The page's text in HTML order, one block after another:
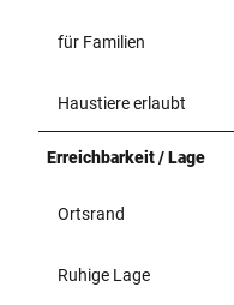
für Familien
Haustiere erlaubt
Erreichbarkeit / Lage
Ortsrand
Ruhige Lage